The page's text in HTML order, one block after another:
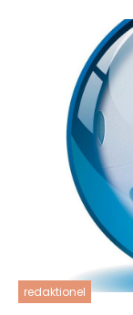
redaktionel